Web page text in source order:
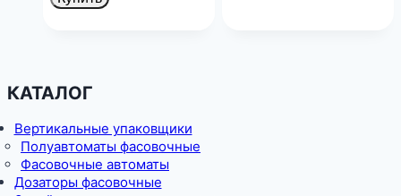
КАТАЛОГ
Вертикальные упаковщики
Полуавтоматы фасовочные
Фасовочные автоматы
Дозаторы фасовочные